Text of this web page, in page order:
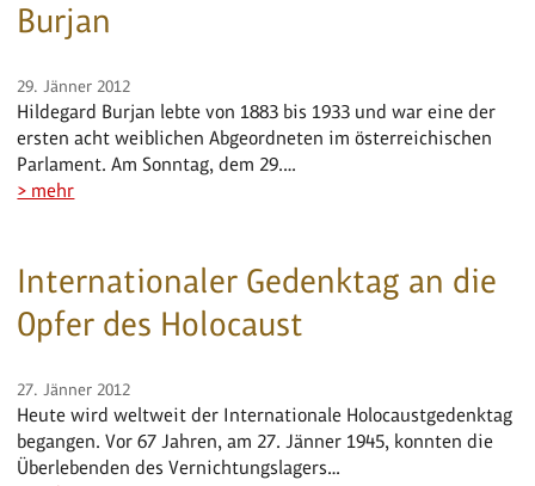
Burjan
29. Jänner 2012
Hildegard Burjan lebte von 1883 bis 1933 und war eine der
ersten acht weiblichen Abgeordneten im österreichischen
Parlament. Am Sonntag, dem 29.…
> mehr
Internationaler Gedenktag an die
Opfer des Holocaust
27. Jänner 2012
Heute wird weltweit der Internationale Holocaustgedenktag
begangen. Vor 67 Jahren, am 27. Jänner 1945, konnten die
Überlebenden des Vernichtungslagers…